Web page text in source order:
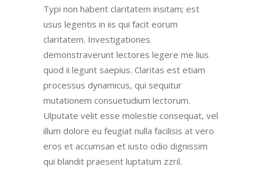
Typi non habent claritatem insitam; est
usus legentis in iis qui facit eorum
claritatem. Investigationes
demonstraverunt lectores legere me lius
quod ii legunt saepius. Claritas est etiam
processus dynamicus, qui sequitur
mutationem consuetudium lectorum.
Ulputate velit esse molestie consequat, vel
illum dolore eu feugiat nulla facilisis at vero
eros et accumsan et iusto odio dignissim
qui blandit praesent luptatum zzril.